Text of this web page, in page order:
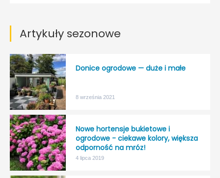
Artykuły sezonowe
Donice ogrodowe — duże i małe
8 września 2021
Nowe hortensje bukietowe i
ogrodowe - ciekawe kolory, większa
odporność na mróz!
4 lipca 2019